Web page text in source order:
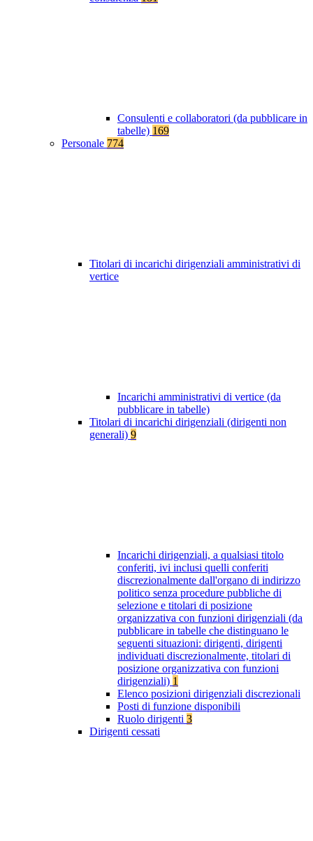
Consulenti e collaboratori (da pubblicare in
tabelle) 169
Personale 774
Titolari di incarichi dirigenziali amministrativi di
vertice
Incarichi amministrativi di vertice (da
pubblicare in tabelle)
Titolari di incarichi dirigenziali (dirigenti non
generali) 9
Incarichi dirigenziali, a qualsiasi titolo
conferiti, ivi inclusi quelli conferiti
discrezionalmente dall'organo di indirizzo
politico senza procedure pubbliche di
selezione e titolari di posizione
organizzativa con funzioni dirigenziali (da
pubblicare in tabelle che distinguano le
seguenti situazioni: dirigenti, dirigenti
individuati discrezionalmente, titolari di
posizione organizzativa con funzioni
dirigenziali) 1
Elenco posizioni dirigenziali discrezionali
Posti di funzione disponibili
Ruolo dirigenti 3
Dirigenti cessati